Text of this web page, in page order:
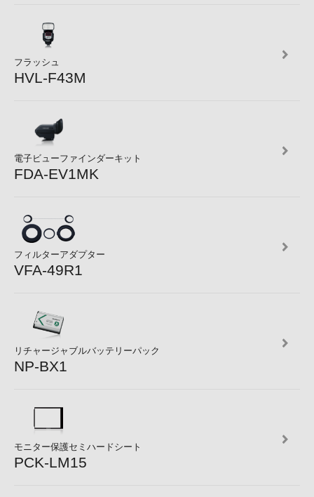
フラッシュ
HVL-F43M
電子ビューファインダーキット
FDA-EV1MK
フィルターアダプター
VFA-49R1
リチャージャブルバッテリーパック
NP-BX1
モニター保護セミハードシート
PCK-LM15